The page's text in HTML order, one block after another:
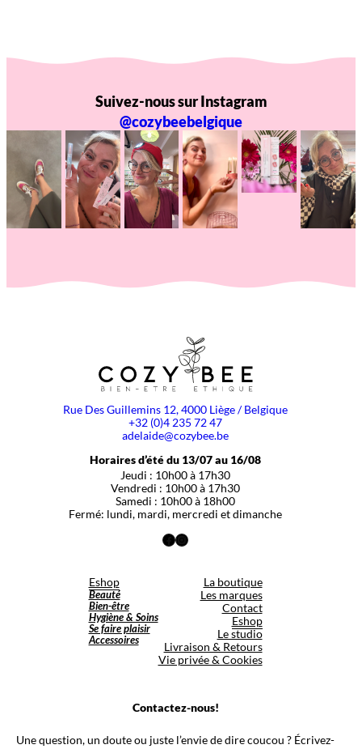
Suivez-nous sur Instagram
@cozybeebelgique
Rue Des Guillemins 12, 4000 Liège / Belgique
+32 (0)4 235 72 47
adelaide@cozybee.be
Horaires d’été du 13/07 au 16/08
Jeudi : 10h00 à 17h30
Vendredi : 10h00 à 17h30
Samedi : 10h00 à 18h00
Fermé: lundi, mardi, mercredi et dimanche
Facebook
Instagram
Eshop
Beauté
Bien-être
Hygiène & Soins
Se faire plaisir
Accessoires
La boutique
Les marques
Contact
Eshop
Le studio
Livraison & Retours
Vie privée & Cookies
Contactez-nous!
Une question, un doute ou juste l’envie de dire coucou ? Écrivez-